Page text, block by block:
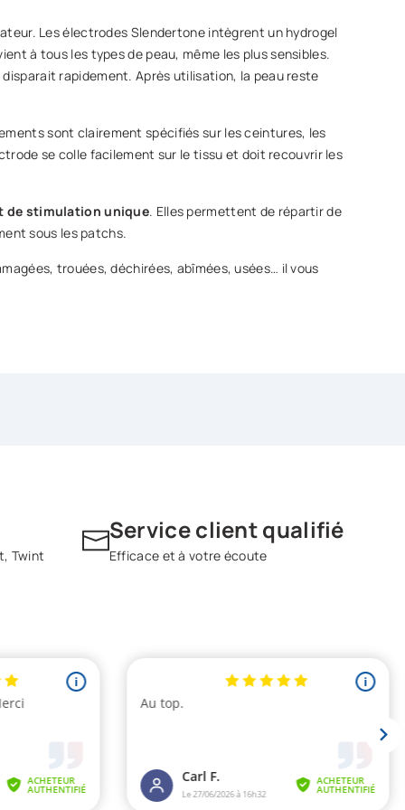
Les électrodes Slendertone intègrent un hydrogel
à tous les types de peau, même les plus sensibles.
rapidement. Après utilisation, la peau reste
sont clairement spécifiés sur les ceintures, les
se colle facilement sur le tissu et doit recouvrir les
de stimulation unique. Elles permettent de répartir de
sous les patchs.
trouées, déchirées, abîmées, usées… il vous
Twint
Service client qualifié
Efficace et à votre écoute